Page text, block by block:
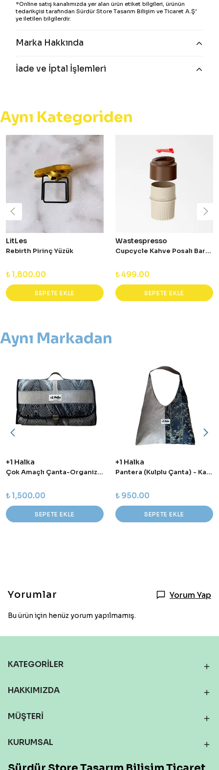
*Online satış kanalımızda yer alan ürün etiket bilgileri, ürünün
tedarikçisi tarafından Sürdür Store Tasarım Bilişim ve Ticaret A.Ş’
ye iletilen bilgilerdir.
Marka Hakkında
İade ve İptal İşlemleri
Aynı Kategoriden
LitLes
Rebirth Pirinç Yüzük
₺ 1,800.00
SEPETE EKLE
Wastespresso
Cupcycle Kahve Posalı Bardak - Kahverengi
₺ 499.00
SEPETE EKLE
Aynı Markadan
+1 Halka
Çok Amaçlı Çanta-Organizer
₺ 1,500.00
SEPETE EKLE
+1 Halka
Pantera (Kulplu Çanta) - Kahve
₺ 950.00
SEPETE EKLE
Yorumlar Yorum Yap
Bu ürün için henüz yorum yapılmamış.
KATEGORİLER
HAKKIMIZDA
MÜŞTERİ
KURUMSAL